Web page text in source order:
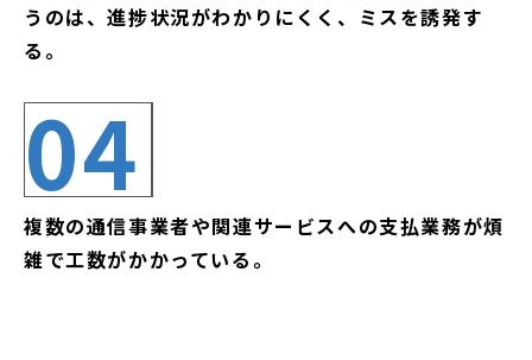
うのは、進捗状況がわかりにくく、ミスを誘発す
る。
04
複数の通信事業者や関連サービスへの支払業務が煩
雑で工数がかかっている。